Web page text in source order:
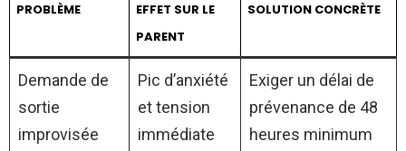
PROBLÈME
EFFET SUR LE
PARENT
SOLUTION CONCRÈTE
Demande de
sortie
improvisée
Pic d’anxiété
et tension
immédiate
Exiger un délai de
prévenance de 48
heures minimum